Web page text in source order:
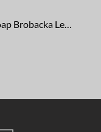
Dish Soap Brobacka Lemongrass